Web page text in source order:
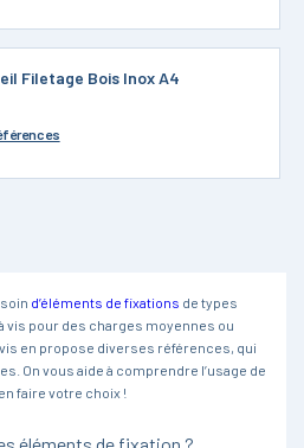
Filetage Bois Inox A4
d’éléments de fixations de types
vis pour des charges moyennes ou
en propose diverses références, qui
On vous aide à comprendre l’usage de
faire votre choix !